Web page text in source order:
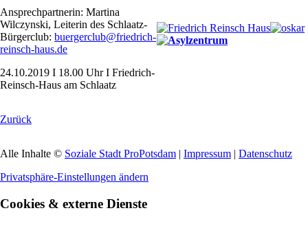
Ansprechpartnerin: Martina
Wilczynski, Leiterin des Schlaatz-
Bürgerclub: buergerclub@friedrich-
reinsch-haus.de
24.10.2019 I 18.00 Uhr I Friedrich-
Reinsch-Haus am Schlaatz
Zurück
Alle Inhalte © Soziale Stadt ProPotsdam | Impressum | Datenschutz
Privatsphäre-Einstellungen ändern
Cookies & externe Dienste